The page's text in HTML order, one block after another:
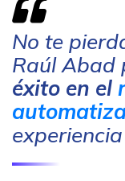
No te
Raúl Abad
éxito en el